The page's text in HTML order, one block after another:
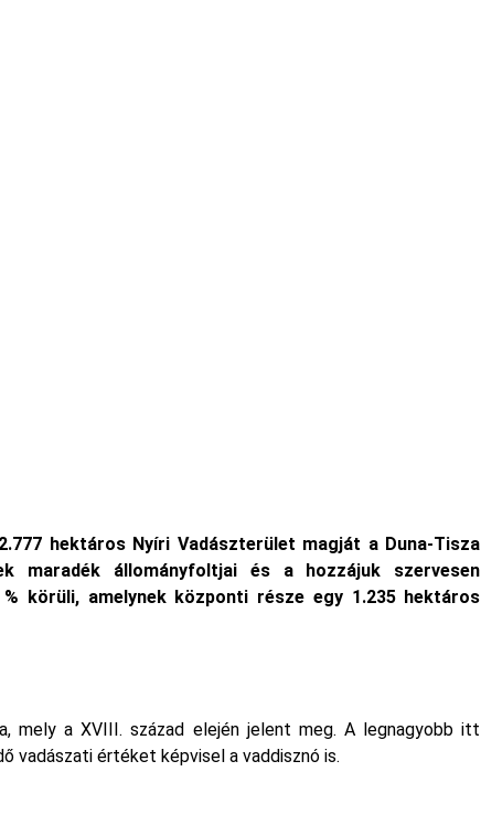
hektáros Nyíri Vadászterület magját a Duna-Tisza
maradék állományfoltjai és a hozzájuk szervesen
körüli, amelynek központi része egy 1.235 hektáros
mely a XVIII. század elején jelent meg. A legnagyobb itt
értéket képvisel a vaddisznó is.